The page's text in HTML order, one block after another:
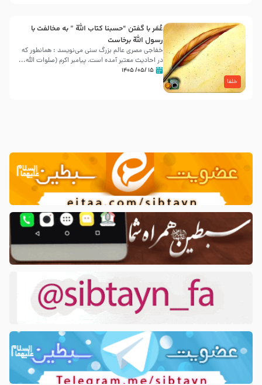
خلفا
عُمَر با گفتن “حسبنا كتاب اللّه ” به مخالفت با
رسول اللّه برخاست
خفاجی مصری عالم بزرگ سنی می‌نویسد : همانطور که
در احادیث معتبر آمده است، پیامبر اکرم (صلوات اللّه...
۱۵ /۰۵/ ۱۴۰۵